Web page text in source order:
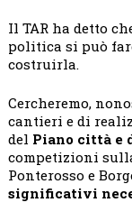
Il TAR ha detto
politica si può
costruirla.
Cercheremo,
cantieri e di
del Piano città e
competizioni
Ponterosso e
significativi